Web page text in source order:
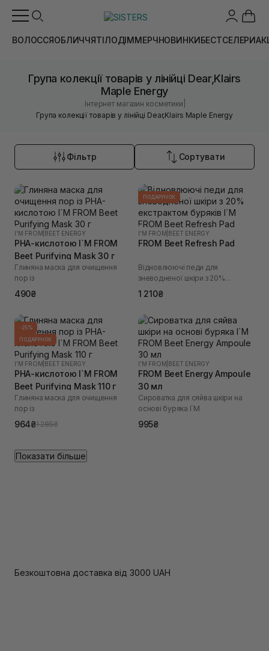
ВОЛОССЯОБЛИЧЧЯТІЛОДІММЕРЧНОВИНКИБЕСТСЕЛЕРИ
Група колекції товарів у лінійці Dear,Klairs
Maple Energy
Інтернет магазин косметики
Група колекції товарів у лінійці Dear,Klairs Maple Energy
Фільтр Сортувати
I'M FROM BEET ENERGY
PHA-кислотою I`M FROM
Beet Purifying Mask 30 г
Глиняна маска для очищення
пор із
490₴
ПОДАРУНОК
I'M FROM BEET ENERGY
FROM Beet Refresh Pad
Відновлюючі педи для
зневодненої шкіри з 20%
екстрактом буряків I`M
1 210₴
-25%
ПОДАРУНОК
I'M FROM BEET ENERGY
PHA-кислотою I`M FROM
Beet Purifying Mask 110 г
Глиняна маска для очищення
пор із
964₴1 285₴
I'M FROM BEET ENERGY
FROM Beet Energy Ampoule
30 мл
Сироватка для сяйва шкіри на
основі буряка I`M
995₴
Показати більше
Безкоштовна доставка від 3000 UAH